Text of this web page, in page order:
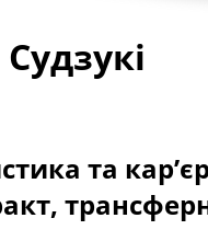
Чемпіонат Світу
Англія. Прем’єр-Ліга
Іспанія. Ла Ліга
Ще Турніри >>>
та